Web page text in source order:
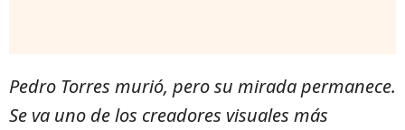
Pedro Torres murió, pero su mirada permanece.
Se va uno de los creadores visuales más